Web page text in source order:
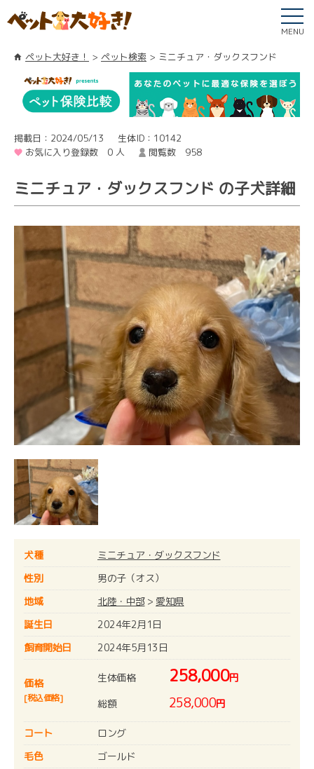
MENU
ペット大好き！ ペット検索 ミニチュア・ダックスフンド
掲載日：2024/05/13
生体ID：10142
お気に入り登録数 0 人
閲覧数 958
ミニチュア・ダックスフンド の子犬詳細
犬種
ミニチュア・ダックスフンド
性別
男の子（オス）
地域
北陸・中部> 愛知県
誕生日
2024年2月1日
飼育開始日
2024年5月13日
価格
[税込価格]
生体価格 258,000円
総額
258,000円
コート
ロング
毛色
ゴールド